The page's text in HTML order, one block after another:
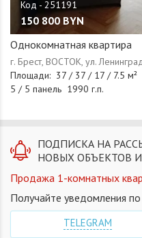
150 800 BYN
Однокомнатная квартира
ПОДПИСКА НА
НОВЫХ ОБЪЕКТОВ
Продажа 1-комнатных
Получайте уведомления
TELEGRAM